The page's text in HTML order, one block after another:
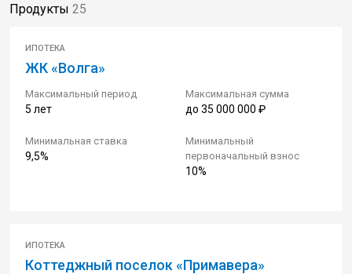
Продукты 25
ИПОТЕКА
ЖК «Волга»
Максимальный период
5 лет
Максимальная сумма
до 35 000 000 ₽
Минимальная ставка
9,5%
Минимальный
первоначальный взнос
10%
ИПОТЕКА
Коттеджный поселок «Примавера»